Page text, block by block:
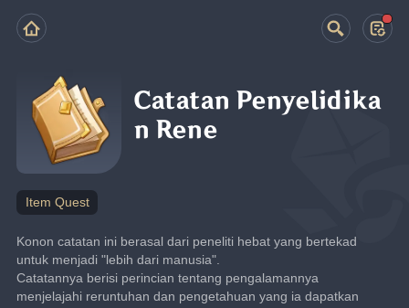
Catatan Penyelidika
n Rene
Item Quest
Konon catatan ini berasal dari peneliti hebat yang bertekad
untuk menjadi "lebih dari manusia".
Catatannya berisi perincian tentang pengalamannya
menjelajahi reruntuhan dan pengetahuan yang ia dapatkan